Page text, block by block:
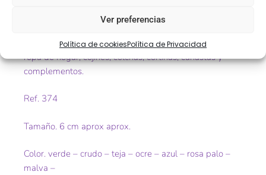
Ver preferencias
Política de cookiesPolítica de Privacidad
Descripción
Flecos de algodón con enrejado ideales para decorar
ropa de hogar, cojines, colchas, cortinas, canastas y
complementos.
Ref. 374
Tamaño. 6 cm aprox aprox.
Color. verde – crudo – teja – ocre – azul – rosa palo –
malva –